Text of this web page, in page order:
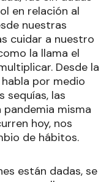
en relación al
nuestras
cuidar a nuestro
la llama el
Desde la
por medio
sequías, las
misma
hoy, nos
de hábitos.
están dadas, se